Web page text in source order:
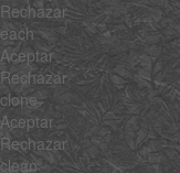
Rechazar
each
Aceptar
Rechazar
clone
Aceptar
Rechazar
clean